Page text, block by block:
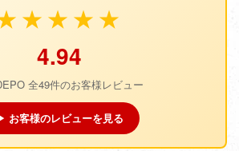
4.94
全49件のお客様レビュー
お客様のレビューを見る